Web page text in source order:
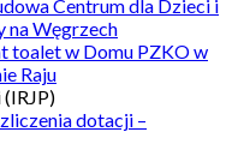
Centrum dla Dzieci i
na Węgrzech
toalet w Domu PZKO w
Raju
dotacji –